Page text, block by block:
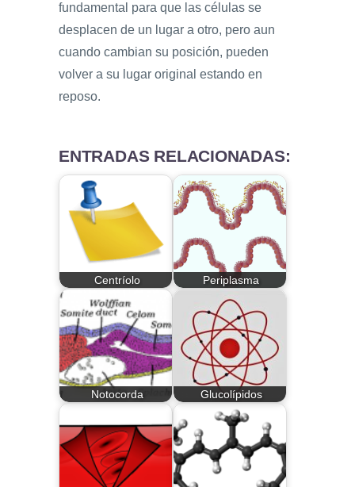
fundamental para que las células se
desplacen de un lugar a otro, pero aun
cuando cambian su posición, pueden
volver a su lugar original estando en
reposo.
ENTRADAS RELACIONADAS:
Centríolo Periplasma
Notocorda Glucolípidos